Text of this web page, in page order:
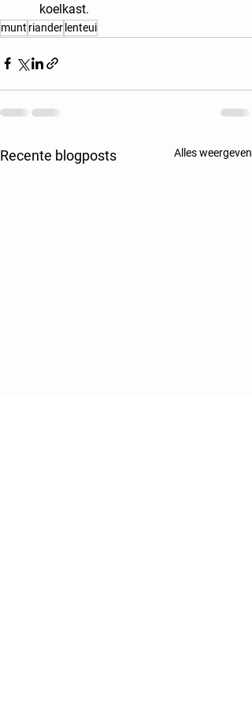
koelkast.
munt riander lenteui
Recente blogposts Alles weergeven